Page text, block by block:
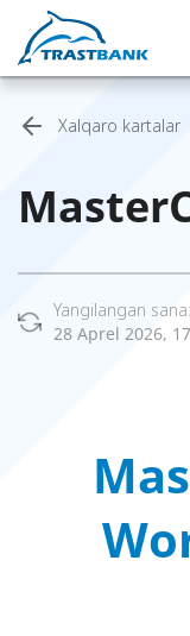
Xalqaro kartalar
Yangilangan sana:
28 Aprel 2026,